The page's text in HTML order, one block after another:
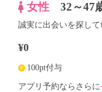
女性 32～47
誠実に出会いを探し
¥0
100pt付与
アプリ予約ならさらに